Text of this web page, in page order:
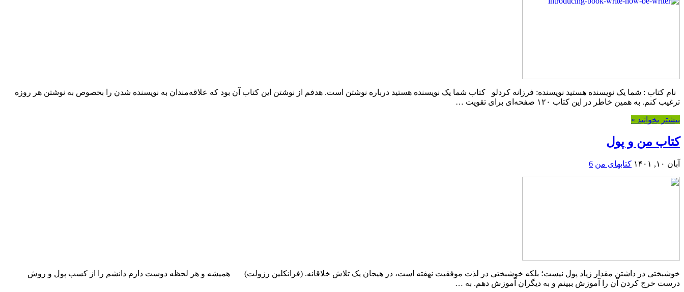
نام کتاب : شما یک نویسنده هستید نویسنده: فرزانه کردلو کتاب شما یک نویسنده هستید درباره نوشتن است. هدفم از نوشتن این کتاب آن بود که علاقه‌مندان به نویسنده شدن را بخصوص به نوشتن هر روزه
ترغیب کنم. به همین خاطر در این کتاب ۱۲۰ صفحه‌ای برای تقویت …
بیشتر بخوانید »
کتاب من و پول
آبان ۱۰, ۱۴۰۱ کتابهای من 6
خوشبختی در داشتن مقدار زیاد پول نیست؛ بلکه خوشبختی در لذت موفقیت نهفته است، در هیجان یک تلاش خلاقانه. (فرانکلین رزولت) همیشه و هر لحظه دوست دارم دانشم را از کسب پول و روش
درست خرج کردن آن را آموزش ببینم و به دیگران آموزش دهم. به …